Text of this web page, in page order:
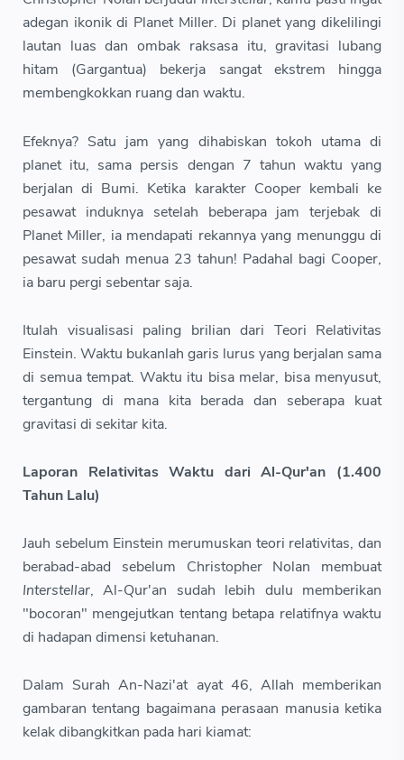
adegan ikonik di Planet Miller. Di planet yang dikelilingi
lautan luas dan ombak raksasa itu, gravitasi lubang
hitam (Gargantua) bekerja sangat ekstrem hingga
membengkokkan ruang dan waktu.
Efeknya? Satu jam yang dihabiskan tokoh utama di
planet itu, sama persis dengan 7 tahun waktu yang
berjalan di Bumi. Ketika karakter Cooper kembali ke
pesawat induknya setelah beberapa jam terjebak di
Planet Miller, ia mendapati rekannya yang menunggu di
pesawat sudah menua 23 tahun! Padahal bagi Cooper,
ia baru pergi sebentar saja.
Itulah visualisasi paling brilian dari Teori Relativitas
Einstein. Waktu bukanlah garis lurus yang berjalan sama
di semua tempat. Waktu itu bisa melar, bisa menyusut,
tergantung di mana kita berada dan seberapa kuat
gravitasi di sekitar kita.
Laporan Relativitas Waktu dari Al-Qur'an (1.400
Tahun Lalu)
Jauh sebelum Einstein merumuskan teori relativitas, dan
berabad-abad sebelum Christopher Nolan membuat
Interstellar, Al-Qur'an sudah lebih dulu memberikan
"bocoran" mengejutkan tentang betapa relatifnya waktu
di hadapan dimensi ketuhanan.
Dalam Surah An-Nazi'at ayat 46, Allah memberikan
gambaran tentang bagaimana perasaan manusia ketika
kelak dibangkitkan pada hari kiamat: